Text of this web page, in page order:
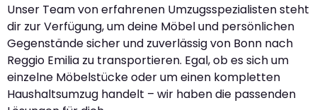
Unser Team von erfahrenen Umzugsspezialisten steht
dir zur Verfügung, um deine Möbel und persönlichen
Gegenstände sicher und zuverlässig von Bonn nach
Reggio Emilia zu transportieren. Egal, ob es sich um
einzelne Möbelstücke oder um einen kompletten
Haushaltsumzug handelt – wir haben die passenden